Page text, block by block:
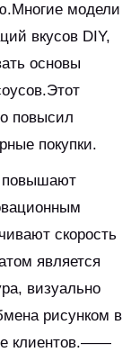
модели
вкусов DIY,
основы
повысил
покупки.
повышают
скорость
является
визуально
рисунком в
клиентов.——